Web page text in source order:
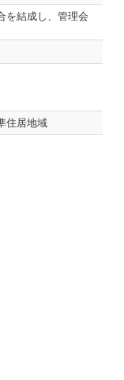
を結成し、管理会
住居地域